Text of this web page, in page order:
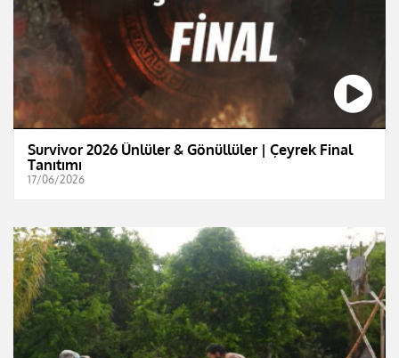
Survivor 2026 Ünlüler & Gönüllüler | Çeyrek Final
Tanıtımı
17/06/2026